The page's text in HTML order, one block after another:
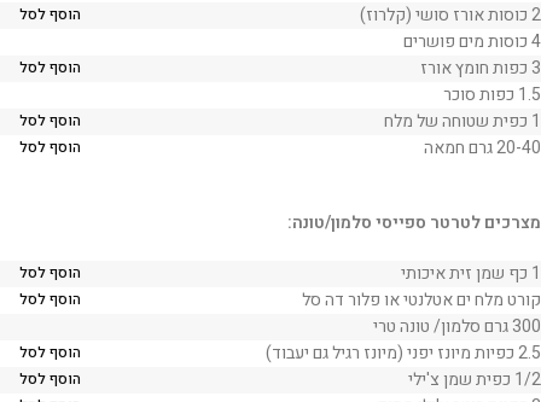
2 כוסות אורז סושי (קלרוז)
הוסף לסל
4 כוסות מים פושרים
3 כפות חומץ אורז
הוסף לסל
1.5 כפות סוכר
1 כפית שטוחה של מלח
הוסף לסל
20-40 גרם חמאה הוסף לסל
מצרכים לטרטר ספייסי סלמון/טונה:
1 כף שמן זית איכותי
הוסף לסל
קורט מלח ים אטלנטי או פלור דה סל הוסף לסל
300 גרם סלמון/ טונה טרי
2.5 כפיות מיונז יפני (מיונז רגיל גם יעבוד)
הוסף לסל
1/2 כפית שמן צ'ילי הוסף לסל